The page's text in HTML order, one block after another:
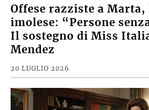
Offese razziste a Marta,
imolese: “Persone
Il sostegno di Miss
Mendez
20 LUGLIO 2026